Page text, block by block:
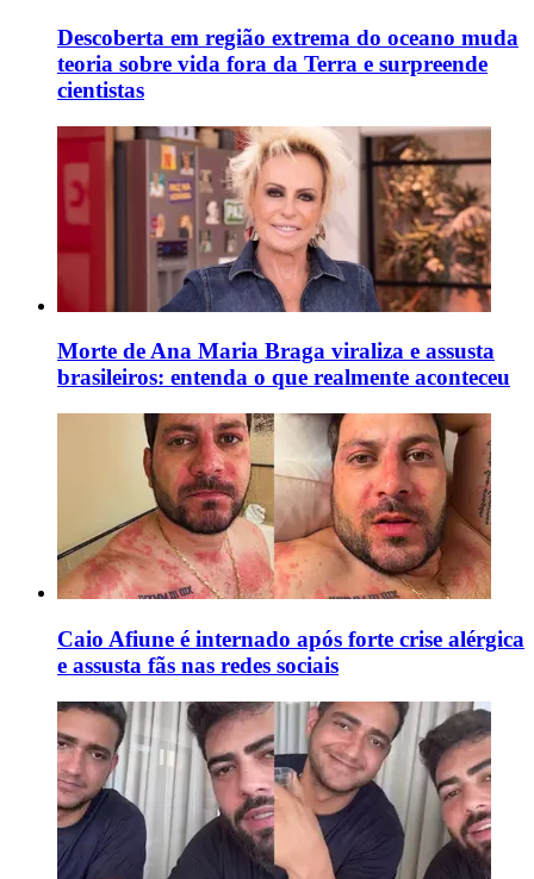
Descoberta em região extrema do oceano muda
teoria sobre vida fora da Terra e surpreende
cientistas
Morte de Ana Maria Braga viraliza e assusta
brasileiros: entenda o que realmente aconteceu
Caio Afiune é internado após forte crise alérgica
e assusta fãs nas redes sociais